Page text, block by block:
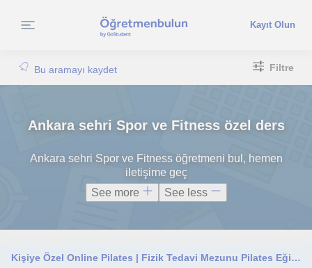
Kayıt Olun
Bu aramayı kaydet Filtre
Ankara sehri Spor ve Fitness özel ders
Ankara sehri Spor ve Fitness öğretmeni bul, hemen
iletişime geç
See more
See less
Kişiye Özel Online Pilates | Fizik Tedavi Mezunu Pilates Eğitmeni | Kişiye özel program | Güçlen, Esne, Ağrılarından Kurtul